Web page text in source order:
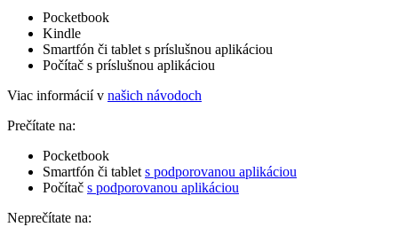
Pocketbook
Kindle
Smartfón či tablet s príslušnou aplikáciou
Počítač s príslušnou aplikáciou
Viac informácií v našich návodoch
Prečítate na:
Pocketbook
Smartfón či tablet s podporovanou aplikáciou
Počítač s podporovanou aplikáciou
Neprečítate na: